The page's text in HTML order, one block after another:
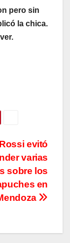
pero sin
la chica.
Rossi evitó
varias
sobre los
en